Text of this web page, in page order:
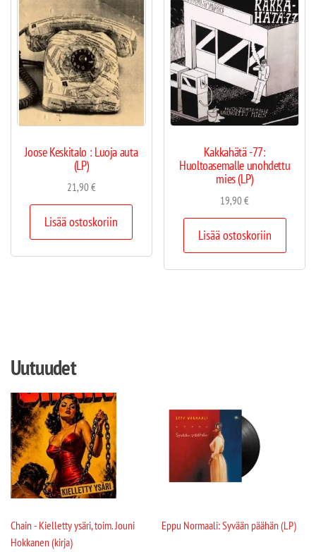
Joose Keskitalo : Luoja auta
(LP)
21,90€
Lisää ostoskoriin
Kakkahätä -77:
Huoltoasemalle unohdettu
mies (LP)
19,90€
Lisää ostoskoriin
Uutuudet
Chain - Kielletty ysäri, toim. Jouni
Hokkanen (kirja)
Eppu Normaali: Syvään päähän (LP)